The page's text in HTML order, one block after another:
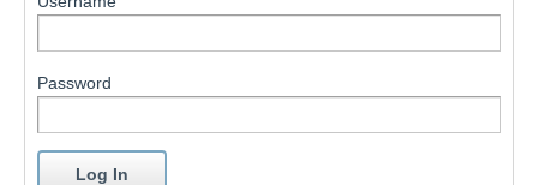
Password